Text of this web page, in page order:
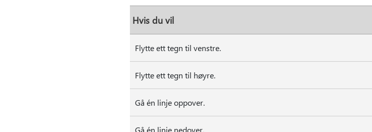
Hvis du vil
Flytte ett tegn til venstre.
Flytte ett tegn til høyre.
Gå én linje oppover.
Gå én linje nedover.